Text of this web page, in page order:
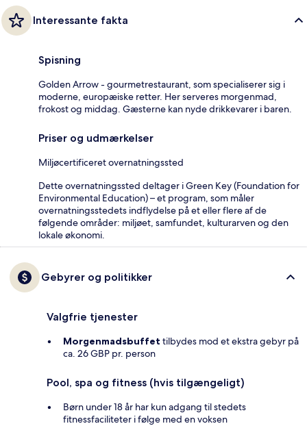
Interessante fakta
Spisning
Golden Arrow - gourmetrestaurant, som specialiserer sig i
moderne, europæiske retter. Her serveres morgenmad,
frokost og middag. Gæsterne kan nyde drikkevarer i baren.
Priser og udmærkelser
Miljøcertificeret overnatningssted
Dette overnatningssted deltager i Green Key (Foundation for
Environmental Education) – et program, som måler
overnatningsstedets indflydelse på et eller flere af de
følgende områder: miljøet, samfundet, kulturarven og den
lokale økonomi.
Gebyrer og politikker
Valgfrie tjenester
Morgenmadsbuffet tilbydes mod et ekstra gebyr på
ca. 26 GBP pr. person
Pool, spa og fitness (hvis tilgængeligt)
Børn under 18 år har kun adgang til stedets
fitnessfaciliteter i følge med en voksen